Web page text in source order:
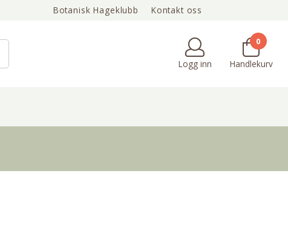
Botanisk Hageklubb
Kontakt oss
Logg inn
0
Handlekurv